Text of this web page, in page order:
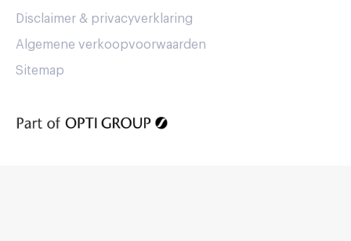
Disclaimer & privacyverklaring
Algemene verkoopvoorwaarden
Sitemap